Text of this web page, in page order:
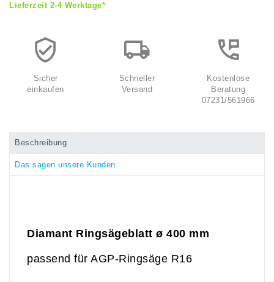
Lieferzeit 2-4 Werktage*
Sicher
einkaufen
Schneller
Versand
Kostenlose
Beratung
07231/561966
Beschreibung
Das sagen unsere Kunden
Diamant Ringsägeblatt ø 400 mm
passend für AGP-Ringsäge R16